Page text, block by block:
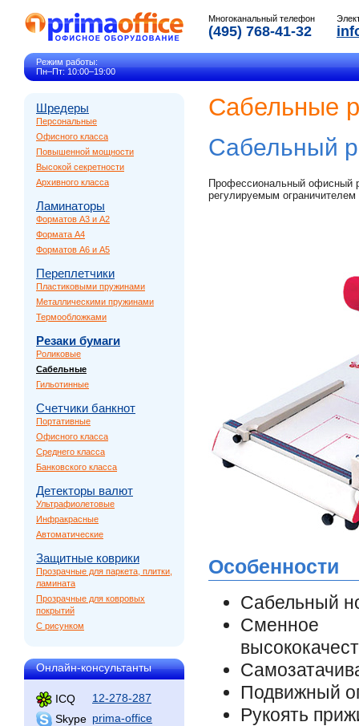
Многоканальный телефон
(495) 768-41-32
Режим работы:
Пн–Пт: 10:00–19:00
Шредеры
Персональные
Офисного класса
Повышенной мощности
Высокой секретности
Архивного класса
Ламинаторы
Форматов A3 и A2
Формата A4
Форматов A6 и A5
Переплетчики
Пластиковыми пружинами
Металлическими пружинами
Термообложками
Резаки бумаги
Роликовые
Сабельные
Гильотинные
Счетчики банкнот
Портативные
Офисного класса
Среднего класса
Банковского класса
Детекторы валют
Ультрафиолетовые
Инфракрасные
Автоматические
Защитные коврики
Прозрачные для паркета, плитки,
ламината
Прозрачные для ковровых
покрытий
С рисунком
Онлайн-консультанты
ICQ
12-278-287
Skype prima-office
Сабельные
Сабельный
Профессиональный офисный
регулируемым ограничителем
Особенности
Сабельный
Подвижный
Рукоять